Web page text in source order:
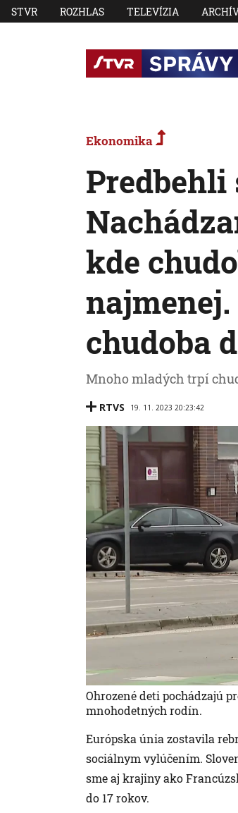
STVR ROZHLAS TELEVÍZIA
Ekonomika
Predbehli
kde
chudoba
Mnoho mladých trpí
RTVS 19. 11. 2023 20:23:42
Ohrozené deti pochádzajú
mnohodetných rodín.
Európska únia zostavila
sociálnym vylúčením.
sme aj krajiny ako
do 17 rokov.